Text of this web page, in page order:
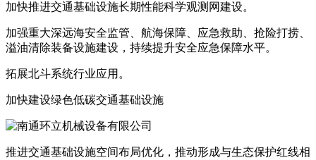
加快推进交通基础设施长期性能科学观测网建设。
加强重大深远海安全监管、航海保障、应急救助、抢险打捞、
溢油清除装备设施建设，持续提升安全应急保障水平。
拓展北斗系统行业应用。
加快建设绿色低碳交通基础设施
推进交通基础设施空间布局优化，推动形成与生态保护红线相